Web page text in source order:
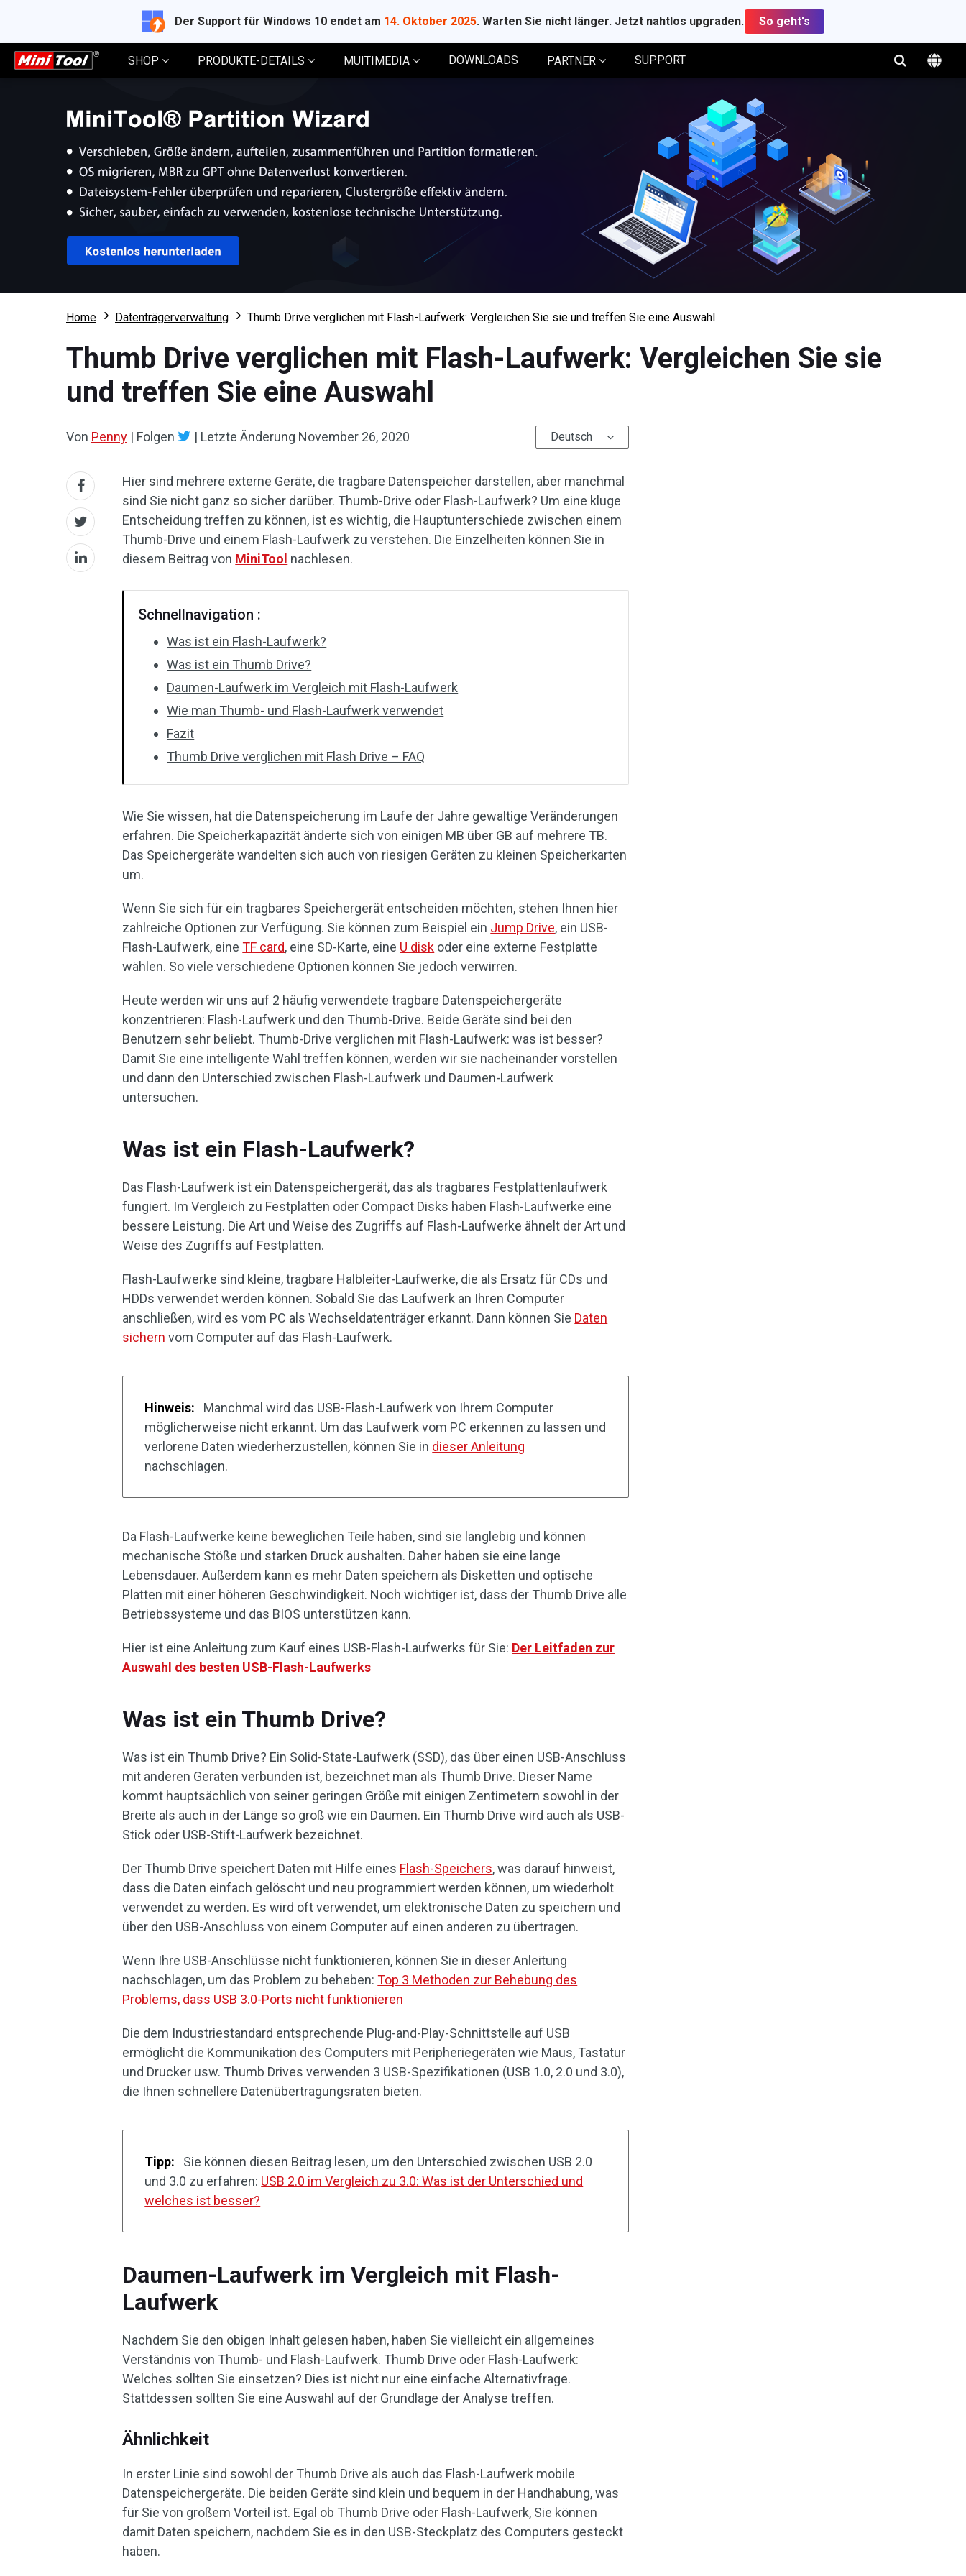
Der Support für Windows 10 endet am 14. Oktober 2025. Warten Sie nicht länger. Jetzt nahtlos upgraden. So geht's
SHOP PRODUKTE-DETAILS MUITIMEDIA DOWNLOADS PARTNER SUPPORT
Home Datenträgerverwaltung Thumb Drive verglichen mit Flash-Laufwerk: Vergleichen Sie sie und treffen Sie eine Auswahl
Thumb Drive verglichen mit Flash-Laufwerk: Vergleichen Sie sie
und treffen Sie eine Auswahl
Von Penny | Folgen | Letzte Änderung November 26, 2020 Deutsch
Hier sind mehrere externe Geräte, die tragbare Datenspeicher darstellen, aber manchmal
sind Sie nicht ganz so sicher darüber. Thumb-Drive oder Flash-Laufwerk? Um eine kluge
Entscheidung treffen zu können, ist es wichtig, die Hauptunterschiede zwischen einem
Thumb-Drive und einem Flash-Laufwerk zu verstehen. Die Einzelheiten können Sie in
diesem Beitrag von MiniTool nachlesen.
Schnellnavigation :
Was ist ein Flash-Laufwerk?
Was ist ein Thumb Drive?
Daumen-Laufwerk im Vergleich mit Flash-Laufwerk
Wie man Thumb- und Flash-Laufwerk verwendet
Fazit
Thumb Drive verglichen mit Flash Drive – FAQ
Wie Sie wissen, hat die Datenspeicherung im Laufe der Jahre gewaltige Veränderungen
erfahren. Die Speicherkapazität änderte sich von einigen MB über GB auf mehrere TB.
Das Speichergeräte wandelten sich auch von riesigen Geräten zu kleinen Speicherkarten
um.
Wenn Sie sich für ein tragbares Speichergerät entscheiden möchten, stehen Ihnen hier
zahlreiche Optionen zur Verfügung. Sie können zum Beispiel ein Jump Drive, ein USB-
Flash-Laufwerk, eineTF card, eine SD-Karte, eine U disk oder eine externe Festplatte
wählen. So viele verschiedene Optionen können Sie jedoch verwirren.
Heute werden wir uns auf 2 häufig verwendete tragbare Datenspeichergeräte
konzentrieren: Flash-Laufwerk und den Thumb-Drive. Beide Geräte sind bei den
Benutzern sehr beliebt. Thumb-Drive verglichen mit Flash-Laufwerk: was ist besser?
Damit Sie eine intelligente Wahl treffen können, werden wir sie nacheinander vorstellen
und dann den Unterschied zwischen Flash-Laufwerk und Daumen-Laufwerk
untersuchen.
Was ist ein Flash-Laufwerk?
Das Flash-Laufwerk ist ein Datenspeichergerät, das als tragbares Festplattenlaufwerk
fungiert. Im Vergleich zu Festplatten oder Compact Disks haben Flash-Laufwerke eine
bessere Leistung. Die Art und Weise des Zugriffs auf Flash-Laufwerke ähnelt der Art und
Weise des Zugriffs auf Festplatten.
Flash-Laufwerke sind kleine, tragbare Halbleiter-Laufwerke, die als Ersatz für CDs und
HDDs verwendet werden können. Sobald Sie das Laufwerk an Ihren Computer
anschließen, wird es vom PC als Wechseldatenträger erkannt. Dann können Sie Daten
sichern vom Computer auf das Flash-Laufwerk.
Hinweis:
Manchmal wird das USB-Flash-Laufwerk von Ihrem Computer
möglicherweise nicht erkannt. Um das Laufwerk vom PC erkennen zu lassen und
verlorene Daten wiederherzustellen, können Sie in dieser Anleitung
nachschlagen.
Da Flash-Laufwerke keine beweglichen Teile haben, sind sie langlebig und können
mechanische Stöße und starken Druck aushalten. Daher haben sie eine lange
Lebensdauer. Außerdem kann es mehr Daten speichern als Disketten und optische
Platten mit einer höheren Geschwindigkeit. Noch wichtiger ist, dass der Thumb Drive alle
Betriebssysteme und das BIOS unterstützen kann.
Hier ist eine Anleitung zum Kauf eines USB-Flash-Laufwerks für Sie: Der Leitfaden zur
Auswahl des besten USB-Flash-Laufwerks
Was ist ein Thumb Drive?
Was ist ein Thumb Drive? Ein Solid-State-Laufwerk (SSD), das über einen USB-Anschluss
mit anderen Geräten verbunden ist, bezeichnet man als Thumb Drive. Dieser Name
kommt hauptsächlich von seiner geringen Größe mit einigen Zentimetern sowohl in der
Breite als auch in der Länge so groß wie ein Daumen. Ein Thumb Drive wird auch als USB-
Stick oder USB-Stift-Laufwerk bezeichnet.
Der Thumb Drive speichert Daten mit Hilfe eines Flash-Speichers, was darauf hinweist,
dass die Daten einfach gelöscht und neu programmiert werden können, um wiederholt
verwendet zu werden. Es wird oft verwendet, um elektronische Daten zu speichern und
über den USB-Anschluss von einem Computer auf einen anderen zu übertragen.
Wenn Ihre USB-Anschlüsse nicht funktionieren, können Sie in dieser Anleitung
nachschlagen, um das Problem zu beheben:Top 3 Methoden zur Behebung des
Problems, dass USB 3.0-Ports nicht funktionieren
Die dem Industriestandard entsprechende Plug-and-Play-Schnittstelle auf USB
ermöglicht die Kommunikation des Computers mit Peripheriegeräten wie Maus, Tastatur
und Drucker usw. Thumb Drives verwenden 3 USB-Spezifikationen (USB 1.0, 2.0 und 3.0),
die Ihnen schnellere Datenübertragungsraten bieten.
Tipp:
Sie können diesen Beitrag lesen, um den Unterschied zwischen USB 2.0
und 3.0 zu erfahren: USB 2.0 im Vergleich zu 3.0: Was ist der Unterschied und
welches ist besser?
Daumen-Laufwerk im Vergleich mit Flash-
Laufwerk
Nachdem Sie den obigen Inhalt gelesen haben, haben Sie vielleicht ein allgemeines
Verständnis von Thumb- und Flash-Laufwerk. Thumb Drive oder Flash-Laufwerk:
Welches sollten Sie einsetzen? Dies ist nicht nur eine einfache Alternativfrage.
Stattdessen sollten Sie eine Auswahl auf der Grundlage der Analyse treffen.
Ähnlichkeit
In erster Linie sind sowohl der Thumb Drive als auch das Flash-Laufwerk mobile
Datenspeichergeräte. Die beiden Geräte sind klein und bequem in der Handhabung, was
für Sie von großem Vorteil ist. Egal ob Thumb Drive oder Flash-Laufwerk, Sie können
damit Daten speichern, nachdem Sie es in den USB-Steckplatz des Computers gesteckt
haben.